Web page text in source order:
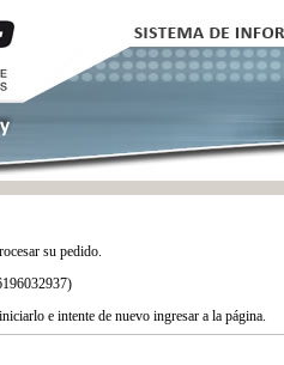
su pedido.
e intente de nuevo ingresar a la página.